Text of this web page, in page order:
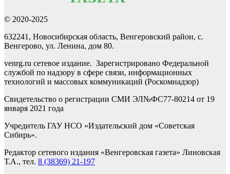
© 2020-2025
632241, Новосибирская область, Венгеровский район, с.
Венгерово, ул. Ленина, дом 80.
venrg.ru сетевое издание. Зарегистрировано Федеральной
службой по надзору в сфере связи, информационных
технологий и массовых коммуникаций (Роскомнадзор)
Свидетельство о регистрации СМИ ЭЛ№ФС77-80214 от 19
января 2021 года
Учредитель ГАУ НСО «Издательский дом «Советская
Сибирь».
Редактор сетевого издания «Венгеровская газета» Линовская
Т.А., тел. 8 (38369) 21-197